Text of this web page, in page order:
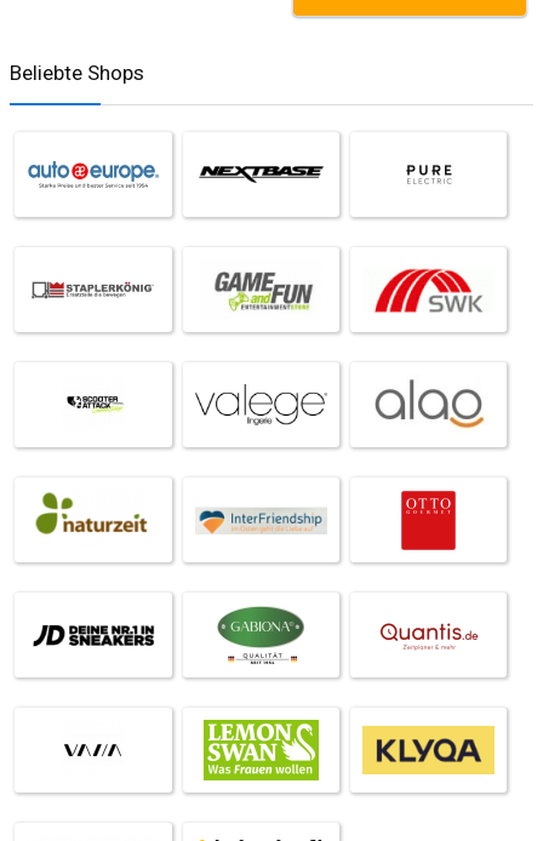
Beliebte Shops